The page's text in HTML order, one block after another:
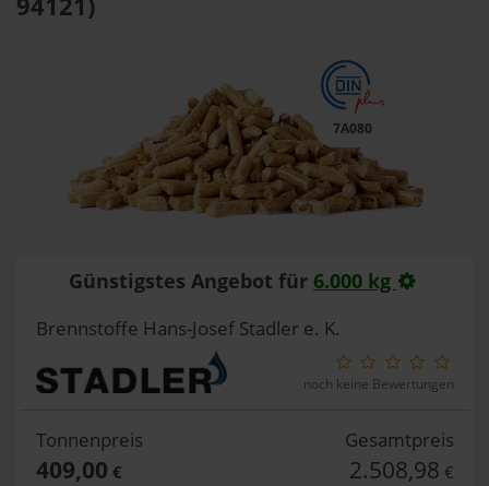
7A080
Günstigstes Angebot für 6.000 kg
Brennstoffe Hans-Josef Stadler e. K.
noch keine Bewertungen
Tonnenpreis
409,00 €
Gesamtpreis
2.508,98 €